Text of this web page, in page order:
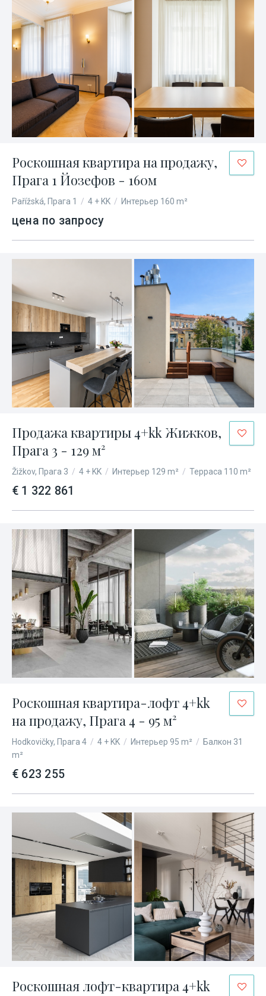
Роскошная квартира на продажу,
Прага 1 Йозефов - 160м
Pařížská, Прага 1 / 4 + KK / Интерьер 160 m²
цена по запросу
Продажа квартиры 4+kk Жижков,
Прага 3 - 129 м²
Žižkov, Прага 3 / 4 + KK / Интерьер 129 m² / Терраса 110 m²
€ 1 322 861
Роскошная квартира-лофт 4+kk
на продажу, Прага 4 - 95 м²
Hodkovičky, Прага 4 / 4 + KK / Интерьер 95 m² / Балкон 31
m²
€ 623 255
Роскошная лофт-квартира 4+kk